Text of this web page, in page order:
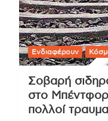
Ενδιαφέρουν
Σοβαρή
στο
πολλοί